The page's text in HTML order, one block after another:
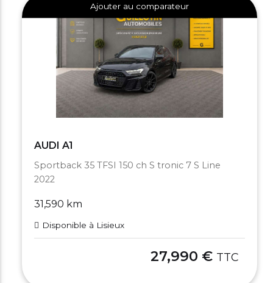
Ajouter au comparateur
AUDI A1
Sportback 35 TFSI 150 ch S tronic 7 S Line
2022
31,590 km
Disponible à Lisieux
27,990 € TTC